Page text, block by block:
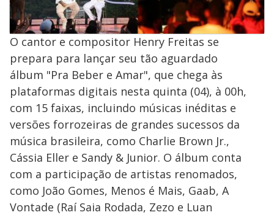
O cantor e compositor Henry Freitas se
prepara para lançar seu tão aguardado
álbum "Pra Beber e Amar", que chega às
plataformas digitais nesta quinta (04), à 00h,
com 15 faixas, incluindo músicas inéditas e
versões forrozeiras de grandes sucessos da
música brasileira, como Charlie Brown Jr.,
Cássia Eller e Sandy & Junior. O álbum conta
com a participação de artistas renomados,
como João Gomes, Menos é Mais, Gaab, A
Vontade (Raí Saia Rodada, Zezo e Luan